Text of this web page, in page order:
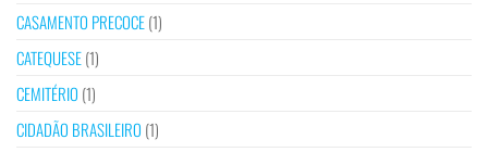
CASAMENTO PRECOCE(1)
CATEQUESE(1)
CEMITÉRIO (1)
CIDADÃO BRASILEIRO (1)